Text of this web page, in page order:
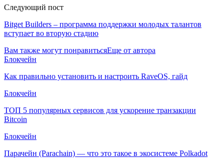
Следующий пост
Bitget Builders – программа поддержки молодых талантов
вступает во вторую стадию
Вам также могут понравитьсяЕще от автора
Блокчейн
Как правильно установить и настроить RaveOS, гайд
Блокчейн
ТОП 5 популярных сервисов для ускорение транзакции
Bitcoin
Блокчейн
Парачейн (Parachain) — что это такое в экосистеме Polkadot